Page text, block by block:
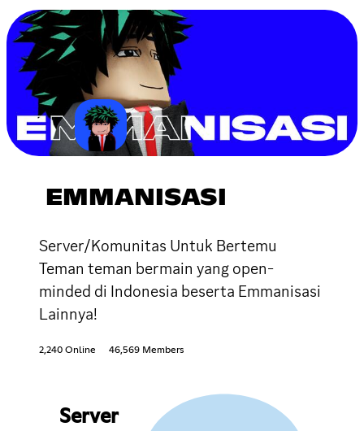
EMMANISASI
Server/Komunitas Untuk Bertemu
Teman teman bermain yang open-
minded di Indonesia beserta Emmanisasi
Lainnya!
2,240 Online 46,569 Members
Server